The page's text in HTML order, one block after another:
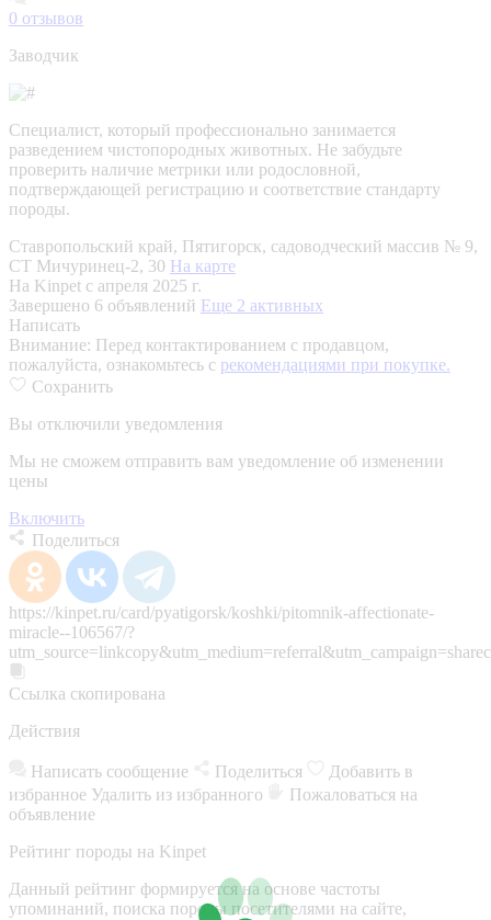
0 отзывов
Заводчик
Специалист, который профессионально занимается
разведением чистопородных животных. Не забудьте
проверить наличие метрики или родословной,
подтверждающей регистрацию и соответствие стандарту
породы.
Ставропольский край, Пятигорск, садоводческий массив № 9,
СТ Мичуринец-2, 30 На карте
На Kinpet c апреля 2025 г.
Завершено 6 объявлений Еще 2 активных
Написать
Внимание: Перед контактированием с продавцом,
пожалуйста, ознакомьтесь с рекомендациями при покупке.
Сохранить
Вы отключили уведомления
Мы не сможем отправить вам уведомление об изменении
цены
Включить
Поделиться
https://kinpet.ru/card/pyatigorsk/koshki/pitomnik-affectionate-
miracle--106567/?
Ссылка скопирована
Действия
Написать сообщение Поделиться
Добавить в
избранное Удалить из избранного
Пожаловаться на
объявление
Рейтинг породы на Kinpet
Данный рейтинг формируется на основе частоты
упоминаний, поиска породы посетителями на сайте,